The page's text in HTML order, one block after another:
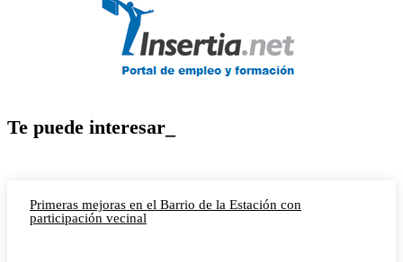
Te puede interesar_
Primeras mejoras en el Barrio de la Estación con
participación vecinal